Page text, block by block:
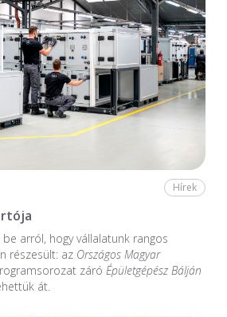
Hírek
arról, hogy vállalatunk rangos
részesült: az Országos Magyar
záró Épületgépész Bálján
át.